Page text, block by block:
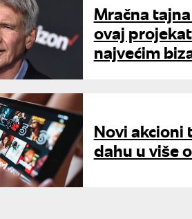
Mračna
ovaj
najvećim
Novi akcioni
dahu u više